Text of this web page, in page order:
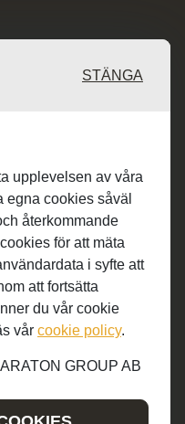
2019-2022
STÄNGA
upplevelsen av våra
cookies såväl
återkommande
för att mäta
i syfte att
att fortsätta
du vår cookie
vår cookie policy.
GROUP AB